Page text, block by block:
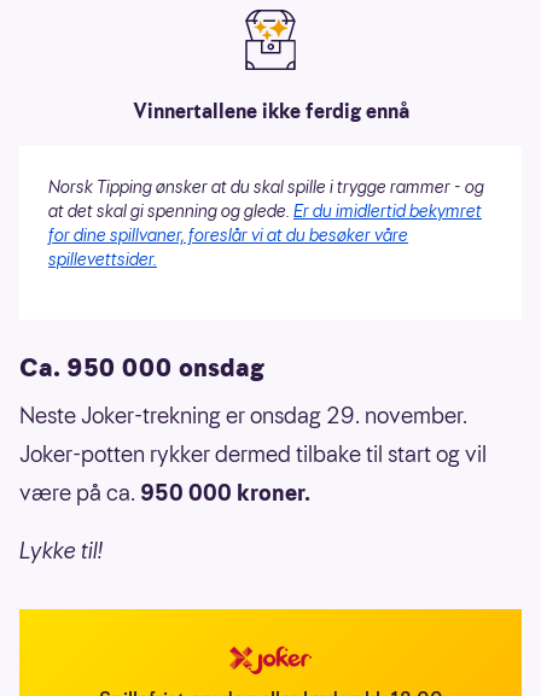
Vinnertallene ikke ferdig ennå
Norsk Tipping ønsker at du skal spille i trygge rammer - og
at det skal gi spenning og glede. Er du imidlertid bekymret
for dine spillvaner, foreslår vi at du besøker våre
spillevettsider.
Ca. 950 000 onsdag
Neste Joker-trekning er onsdag 29. november.
Joker-potten rykker dermed tilbake til start og vil
være på ca. 950 000 kroner.
Lykke til!